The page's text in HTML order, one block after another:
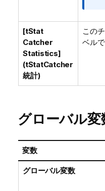
[tStat
Catcher
Statistics]
(tStatCatcher
統計)
この
ベル
グローバル変
変数
グローバル変数